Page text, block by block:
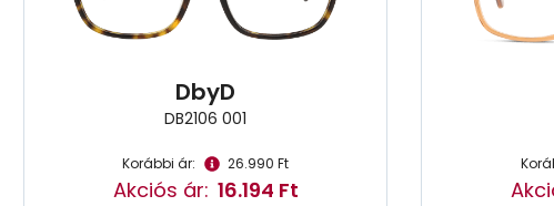
DbyD
DB2106 001
Korábbi ár: 26.990 Ft
Akciós ár: 16.194 Ft